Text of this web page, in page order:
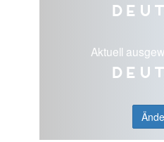
Aktuell